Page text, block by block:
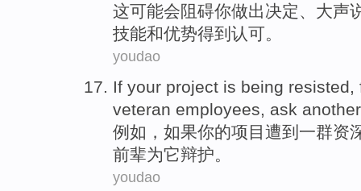
这可能会阻碍你做出决定、 大声
技能和优势得到 认可。
youdao
If your project is being resisted,
veteran employees, ask another
例如 ， 如果你的项目遭到 一群资
前辈为它辩护。
youdao